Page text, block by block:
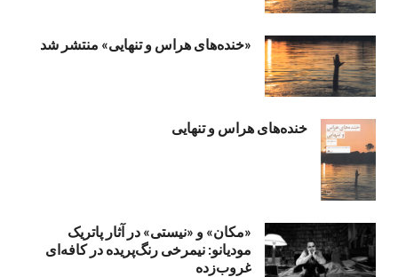
«خنده‌های هراس و تنهایی» منتشر شد
خنده‌های هراس و تنهایی
«مکان» و «نیستی» در آثار پاتریک
مودیانو: نیمرخی رنگ‌پریده در کافه‌ای
غروب‌زده